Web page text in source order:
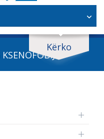
Kërko
KSENOFOBIJA